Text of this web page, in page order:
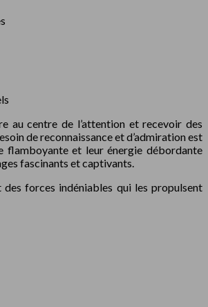
au centre de l’attention et recevoir des
de reconnaissance et d’admiration est
flamboyante et leur énergie débordante
fascinants et captivants.
des forces indéniables qui les propulsent